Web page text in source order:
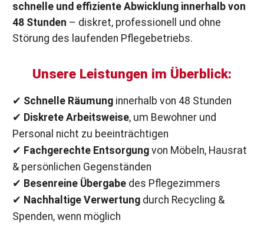
schnelle und effiziente Abwicklung innerhalb von
48 Stunden – diskret, professionell und ohne
Störung des laufenden Pflegebetriebs.
Unsere Leistungen im Überblick:
✔ Schnelle Räumunginnerhalb von 48 Stunden
✔ Diskrete Arbeitsweise, um Bewohner und
Personal nicht zu beeinträchtigen
✔ Fachgerechte Entsorgungvon Möbeln, Hausrat
& persönlichen Gegenständen
✔ Besenreine Übergabedes Pflegezimmers
✔ Nachhaltige Verwertungdurch Recycling &
Spenden, wenn möglich